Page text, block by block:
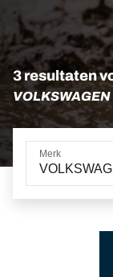
3 resultaten
Merk